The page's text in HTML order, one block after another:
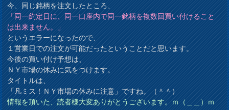
今、同じ銘柄を注文したところ、
「同一約定日に、同一口座内で同一銘柄を複数回買い付けること
は出来ません。」
というエラーになったので、
１営業日での注文が可能だったということだと思います。
今後の買い付け予想は、
ＮＹ市場の休みに気をつけます。
タイトルは、
「凡ミス！ＮＹ市場の休みに注意」ですね。（＾＾）
情報を頂いた、読者様大変ありがとうございます。ｍ（＿＿）ｍ